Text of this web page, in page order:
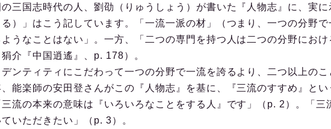
三国志時代の人、劉劭（りゅうしょう）が書いた『人物志』に、実
る）」はこう記しています。「一流一派の材」（つまり、一つの分野
ようなことはない」。一方、「二つの専門を持つ人は二つの分野にお
狷介『中国逍遙』、p. 178）。
ンティティにこだわって一つの分野で一流を誇るより、二つ以上のこ
能楽師の安田登さんがこの『人物志』を基に、『三流のすすめ』と
流の本来の意味は『いろいろなことをする人』です」（p. 2）。「
いただきたい」（p. 3）。